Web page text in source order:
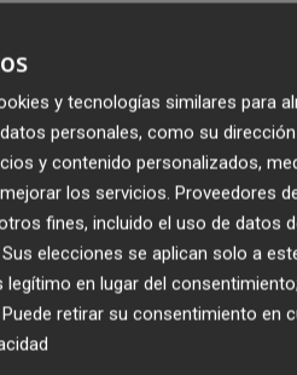
sobre las
por Serratosa señala
nuevamente, las situadas en
inmuebles, como el caso
por la que la Comisión creada
y tecnologías similares para
personales, como su
y contenido personalizados,
los servicios. Proveedores
fines, incluido el uso de datos
elecciones se aplican solo a
en lugar del
Puede retirar su consentimiento en